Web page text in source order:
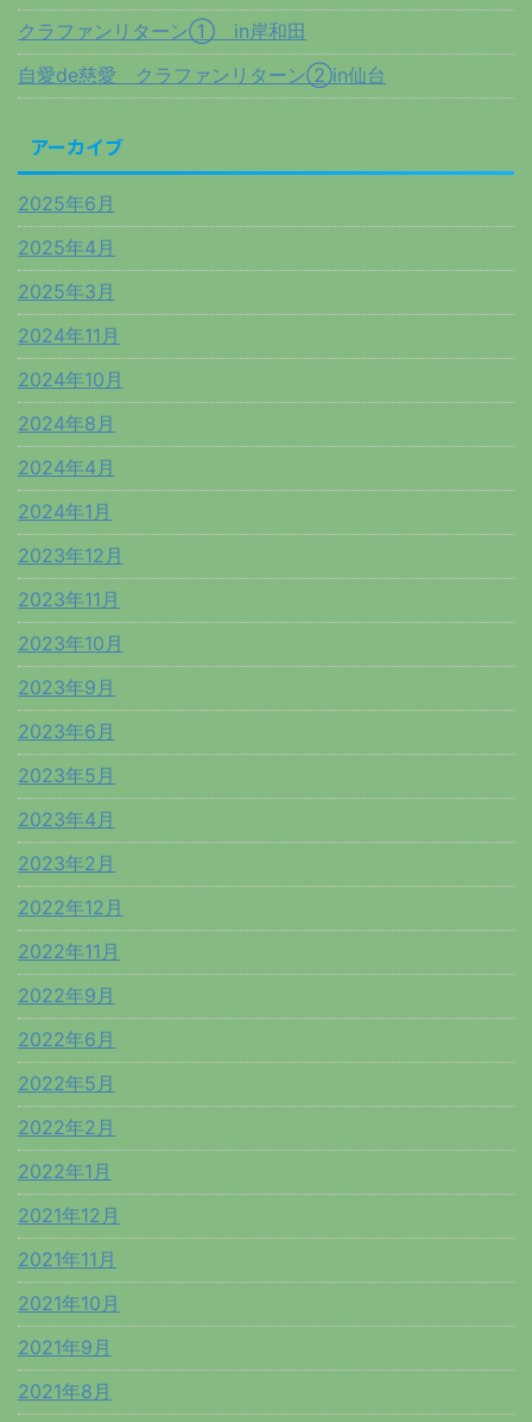
クラファンリターン① in岸和田
自愛de慈愛 クラファンリターン②in仙台
アーカイブ
2025年6月
2025年4月
2025年3月
2024年11月
2024年10月
2024年8月
2024年4月
2024年1月
2023年12月
2023年11月
2023年10月
2023年9月
2023年6月
2023年5月
2023年4月
2023年2月
2022年12月
2022年11月
2022年9月
2022年6月
2022年5月
2022年2月
2022年1月
2021年12月
2021年11月
2021年10月
2021年9月
2021年8月